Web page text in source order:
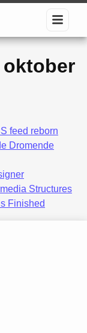
oktober
feed reborn
Dromende
Structures
Finished